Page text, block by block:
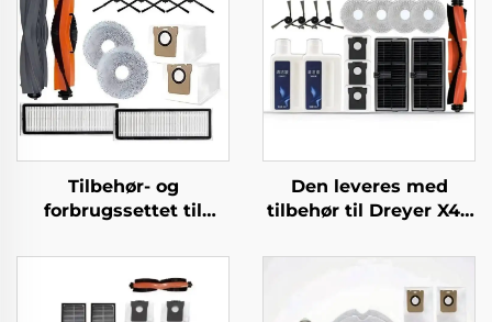
Tilbehør- og
forbrugssettet til
robotstøvsuger
Den leveres med
tilbehør til Dreyer X40
S30 Pro Ultra-
filterklud, støvpose og
rengøringsvæske